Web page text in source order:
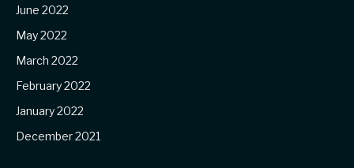
June 2022
May 2022
March 2022
February 2022
January 2022
December 2021